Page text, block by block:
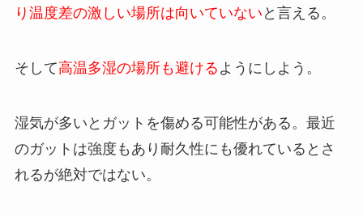
り温度差の激しい場所は向いていない と言える。
そして高温多湿の場所も避ける ようにしよう。
湿気が多いとガットを傷める可能性がある。最近
のガットは強度もあり耐久性にも優れているとさ
れるが絶対ではない。